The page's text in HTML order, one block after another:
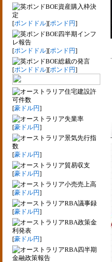
BOE資産購入枠決
定
[ポンドドル][ポンド円]
BOE四半期インフ
レ報告
[ポンドドル][ポンド円]
BOE総裁の発言
[ポンドドル][ポンド円]
住宅建設許
可件数
[豪ドル円]
失業率
[豪ドル円]
景気先行指
数
[豪ドル円]
貿易収支
[豪ドル円]
小売売上高
[豪ドル円]
RBA議事録
[豪ドル円]
RBA政策金
利発表
[豪ドル円]
RBA四半期
金融政策報告